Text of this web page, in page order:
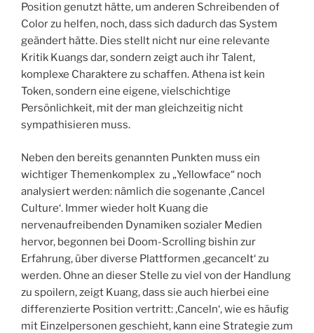
Position genutzt hätte, um anderen Schreibenden of
Color zu helfen, noch, dass sich dadurch das System
geändert hätte. Dies stellt nicht nur eine relevante
Kritik Kuangs dar, sondern zeigt auch ihr Talent,
komplexe Charaktere zu schaffen. Athena ist kein
Token, sondern eine eigene, vielschichtige
Persönlichkeit, mit der man gleichzeitig nicht
sympathisieren muss.
Neben den bereits genannten Punkten muss ein
wichtiger Themenkomplex zu „Yellowface“ noch
analysiert werden: nämlich die sogenante ‚Cancel
Culture‘. Immer wieder holt Kuang die
nervenaufreibenden Dynamiken sozialer Medien
hervor, begonnen bei Doom-Scrolling bishin zur
Erfahrung, über diverse Plattformen ‚gecancelt‘ zu
werden. Ohne an dieser Stelle zu viel von der Handlung
zu spoilern, zeigt Kuang, dass sie auch hierbei eine
differenzierte Position vertritt: ‚Canceln‘, wie es häufig
mit Einzelpersonen geschieht, kann eine Strategie zum